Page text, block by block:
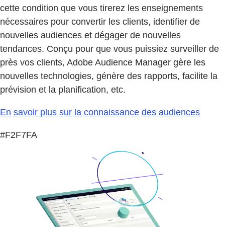
cette condition que vous tirerez les enseignements
nécessaires pour convertir les clients, identifier de
nouvelles audiences et dégager de nouvelles
tendances. Conçu pour que vous puissiez surveiller de
près vos clients, Adobe Audience Manager gère les
nouvelles technologies, génère des rapports, facilite la
prévision et la planification, etc.
En savoir plus sur la connaissance des audiences
#F2F7FA